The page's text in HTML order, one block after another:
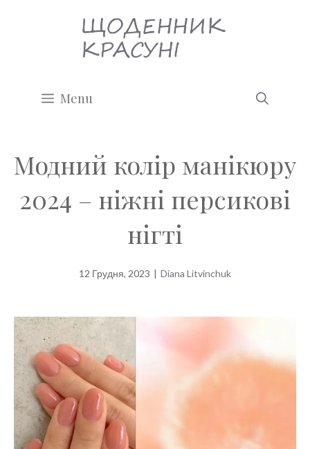
Menu
Модний колір манікюру
2024 – ніжні персикові
нігті
12 Грудня, 2023 | Diana Litvinchuk